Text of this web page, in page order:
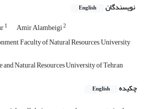
نویسندگان English
1 Amir Alambeigi2
Faculty of Natural Resources, University
Natural Resources University of Tehran
چکیده
English